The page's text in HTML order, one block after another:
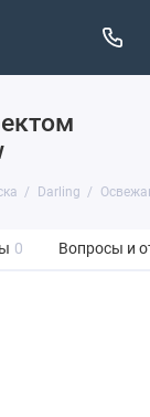
Darling
0 Вопросы и